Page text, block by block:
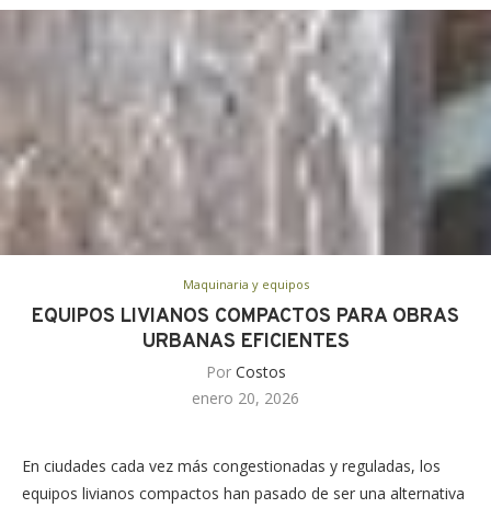
Maquinaria y equipos
EQUIPOS LIVIANOS COMPACTOS PARA OBRAS
URBANAS EFICIENTES
Por Costos
enero 20, 2026
En ciudades cada vez más congestionadas y reguladas, los
equipos livianos compactos han pasado de ser una alternativa